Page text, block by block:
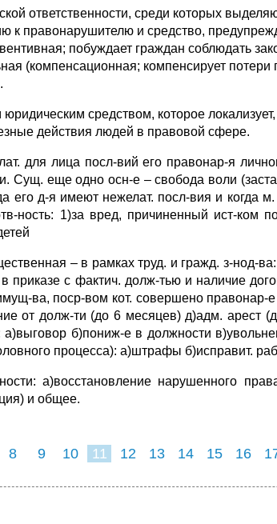
ответственности, среди которых
к правонарушителю и средство,
побуждает граждан соблюдать
(компенсационная; компенсирует
средством, которое
действия людей в правовой сфере.
для лица посл-вий его правонар-я
Сущ. еще одно осн-е – свобода воли
его д-я имеют нежелат. посл-вия и когда
ность: 1)за вред, причиненный ист-ком
– в рамках труд. и гражд. з-нод-
приказе с фактич. долж-тью и наличие
ва, поср-вом кот. совершено правонар-
от долж-ти (до 6 месяцев) д)адм. арест
б)пониж-е в должности
процесса): а)штрафы б)исправит.
а)восстановление нарушенного
и общее.
8 9 10 11 12 13 14 15 16